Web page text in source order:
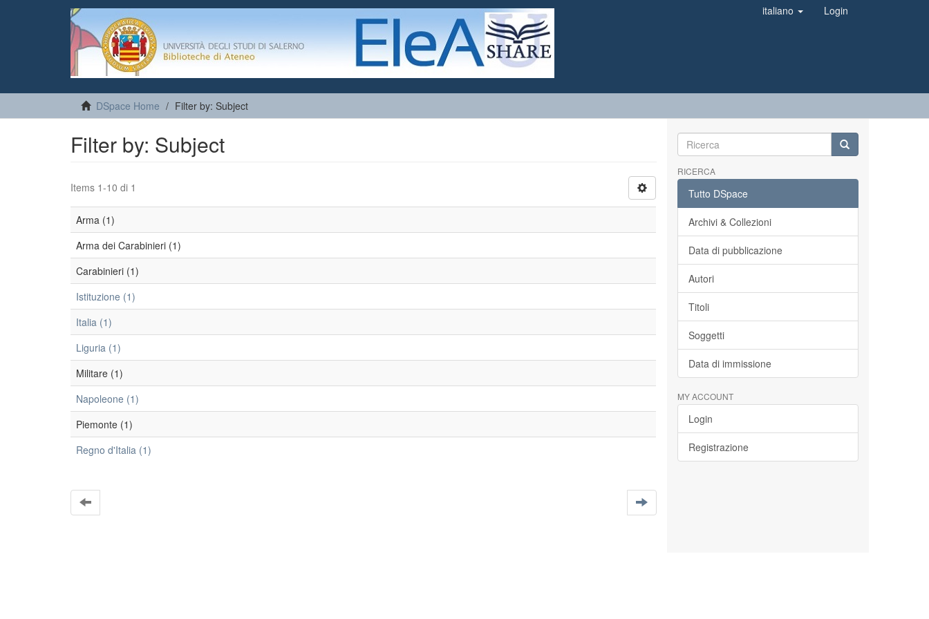
italiano Login
DSpace Home Filter by: Subject
Filter by: Subject
Items 1-10 di 1
Arma (1)
Arma dei Carabinieri (1)
Carabinieri (1)
Istituzione (1)
Italia (1)
Liguria (1)
Militare (1)
Napoleone (1)
Piemonte (1)
Regno d'Italia (1)
RICERCA
Tutto DSpace
Archivi & Collezioni
Data di pubblicazione
Autori
Titoli
Soggetti
Data di immissione
MY ACCOUNT
Login
Registrazione